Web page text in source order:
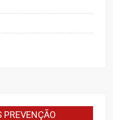
PREVENÇÃO